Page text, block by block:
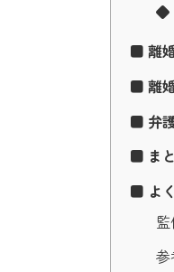
◆
■ 離
■ 離
■ 弁
■ ま
■ よ